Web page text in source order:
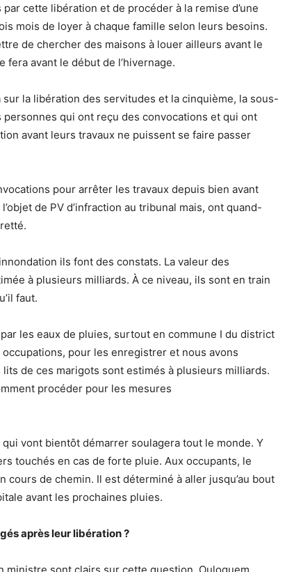
cette libération et de procéder à la remise d’une
mois de loyer à chaque famille selon leurs besoins.
de chercher des maisons à louer ailleurs avant le
avant le début de l’hivernage.
la libération des servitudes et la cinquième, la sous-
qui ont reçu des convocations et qui ont
avant leurs travaux ne puissent se faire passer
pour arrêter les travaux depuis bien avant
de PV d’infraction au tribunal mais, ont quand-
ils font des constats. La valeur des
à plusieurs milliards. À ce niveau, ils sont en train
faut.
les eaux de pluies, surtout en commune I du district
pour les enregistrer et nous avons
de ces marigots sont estimés à plusieurs milliards.
procéder pour les mesures
vont bientôt démarrer soulagera tout le monde. Y
touchés en cas de forte pluie. Aux occupants, le
cours de chemin. Il est déterminé à aller jusqu’au bout
avant les prochaines pluies.
après leur libération ?